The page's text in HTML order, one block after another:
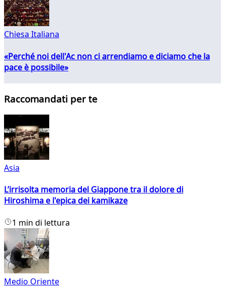
Chiesa Italiana
«Perché noi dell'Ac non ci arrendiamo e diciamo che la
pace è possibile»
Raccomandati per te
Asia
L’irrisolta memoria del Giappone tra il dolore di
Hiroshima e l'epica dei kamikaze
1 min di lettura
Medio Oriente